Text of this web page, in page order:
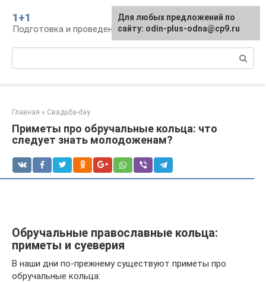
контенту
1+1
Подготовка и проведение свадьбы, традиции
Главная » Свадьба-day
Приметы про обручальные кольца: что
следует знать молодоженам?
Обручальные православные кольца:
приметы и суеверия
В наши дни по-прежнему существуют приметы про
обручальные кольца:
Для любых предложений по
сайту: odin-plus-odna@cp9.ru